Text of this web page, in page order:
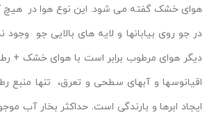
هوای خشک گفته می شود. این نوع هوا در هیچ
در جو روی بیابانها و لایه های بالایی جو وجود
دیگر هوای مرطوب برابر است با هوای خشک +
اقیانوسها و آبهای سطحی و تعرق، تنها منبع